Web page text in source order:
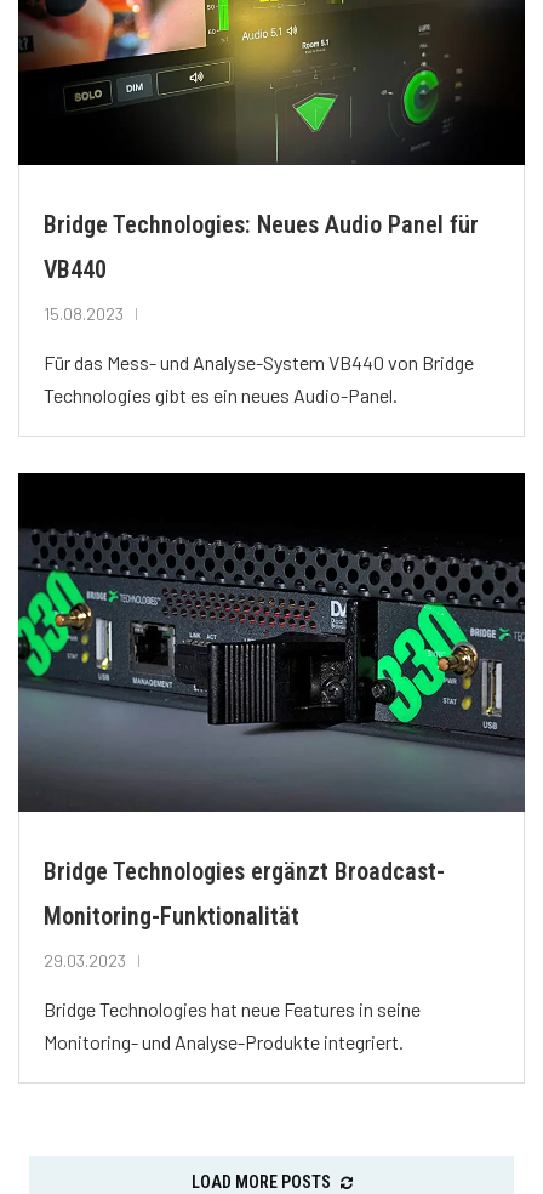
Bridge Technologies: Neues Audio Panel für
VB440
15.08.2023
Für das Mess- und Analyse-System VB440 von Bridge
Technologies gibt es ein neues Audio-Panel.
Bridge Technologies ergänzt Broadcast-
Monitoring-Funktionalität
29.03.2023
Bridge Technologies hat neue Features in seine
Monitoring- und Analyse-Produkte integriert.
LOAD MORE POSTS